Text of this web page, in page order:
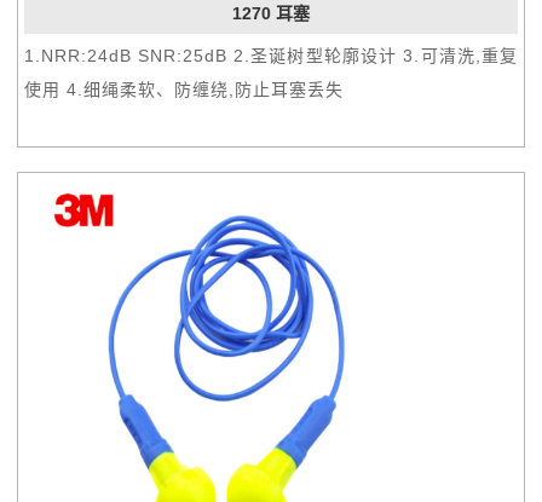
1270 耳塞
1.NRR:24dB SNR:25dB 2.圣诞树型轮廓设计 3.可清洗,重复
使用 4.细绳柔软、防缠绕,防止耳塞丢失